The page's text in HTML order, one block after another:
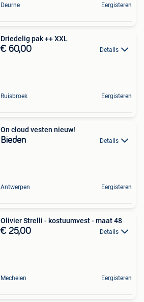
Deurne Eergisteren
Driedelig pak ++ XXL
€ 60,00 Details
Ruisbroek Eergisteren
On cloud vesten nieuw!
Bieden Details
Antwerpen Eergisteren
Olivier Strelli - kostuumvest - maat 48
€ 25,00 Details
Mechelen Eergisteren